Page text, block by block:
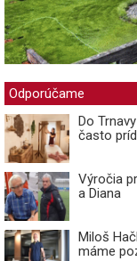
Odporúčame
Do
často
Výročia
a Diana
Miloš
máme